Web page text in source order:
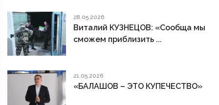
28.05.2026
Виталий КУЗНЕЦОВ: «Сообща мы
сможем приблизить ...
21.05.2026
«БАЛАШОВ – ЭТО КУПЕЧЕСТВО»